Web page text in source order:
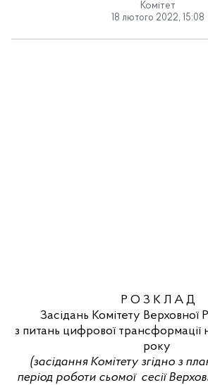
Комітет
18 лютого 2022, 15:08
Р О З К Л А Д
Засідань Комітету Верховної
з питань цифрової трансформації
року
(засідання Комітету згідно з
період роботи сьомої сесії